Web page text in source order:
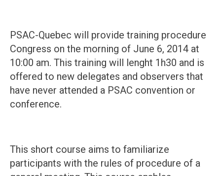
PSAC-Quebec will provide training procedure
Congress on the morning of June 6, 2014 at
10:00 am. This training will lenght 1h30 and is
offered to new delegates and observers that
have never attended a PSAC convention or
conference.
This short course aims to familiarize
participants with the rules of procedure of a